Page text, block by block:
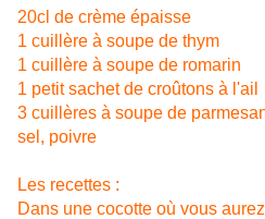
20cl de crème épaisse
1 cuillère à soupe de thym
1 cuillère à soupe de romarin
1 petit sachet de croûtons à l'ail
3 cuillères à soupe de
sel, poivre
Les recettes :
Dans une cocotte où vous